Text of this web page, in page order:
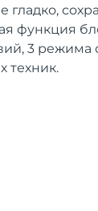
гладко,
функция
3 режима
техник.